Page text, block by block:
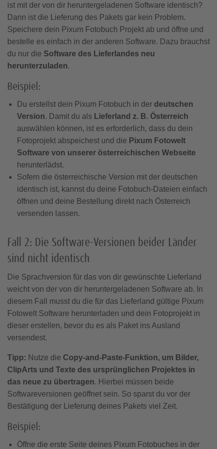
ist mit der von dir heruntergeladenen Software identisch
Dann ist die Lieferung des Pakets gar kein Problem.
Speichere dein Pixum Fotobuch Projekt ab und öffne und
bestelle es einfach in der anderen Software. Dazu brauchst
du nur die Software des Lieferlandes neu
herunterzuladen.
Beispiel:
Du erstellst dein Pixum Fotobuch in der deutschen
Version. Damit du als Lieferland z. B. Österreich
auswählen können, ist es erforderlich, dass du dein
Fotoprojekt abspeichest und die Pixum Fotowelt
Software von unserer österreichischen Webseite
herunterlädst.
Sofern die österreichische Version mit der deutschen
identisch ist, kannst du deine Fotobuch-Dateien einfach
öffnen und deine Bestellung direkt nach Österreich
versenden lassen.
Fall 2: Die Software-Versionen beider Länder
sind nicht identisch
Die Sprachversion für das von dir gewünschte Lieferland
weicht von der von dir heruntergeladenen Software ab. In
diesem Fall musst du die für das Lieferland gültige Pixum
Fotowelt Software herunterladen und dein Fotoprojekt in
dieser erstellen, bevor du es als Paket ins Ausland
versendest.
Tipp: Nutze die Copy-and-Paste-Funktion, um Bilder,
ClipArts und Texte des ursprünglichen Projektes in
das neue zu übertragen. Hierbei müssen beide
Softwareversionen geöffnet sein. So sparst du vor der
Bestätigung der Lieferung deines Pakets viel Zeit.
Beispiel:
Öffne die erste Seite deines Pixum Fotobuches in der